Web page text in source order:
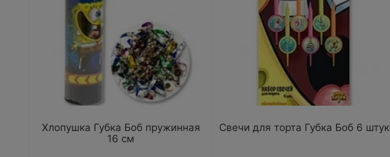
Хлопушка Губка Боб пружинная
16 см
Свечи для торта Губка Боб 6 штук